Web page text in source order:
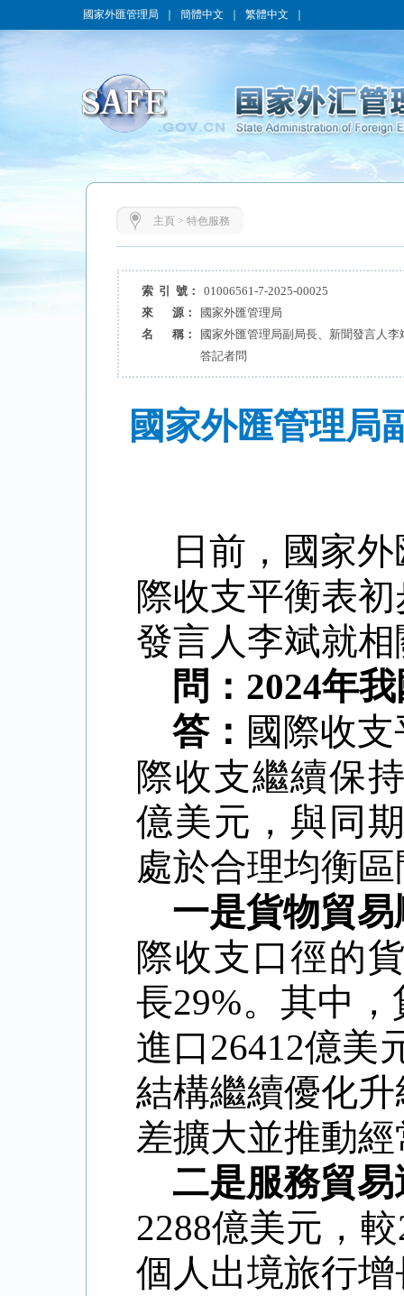
國家外匯管理局 簡體中文 繁體中文
主頁 > 特色服務
索 引 號：
01006561-7-2025-00025
來 源：
國家外匯管理局
名 稱：
國家外匯管理局副局長、新聞發言人
答記者問
國家外匯管理局
日前，國家
際收支平衡表
發言人李斌就
問： 2024年
答： 國際收
際收支繼續保
億美元，與同
處於合理均衡
一是貨物貿
際收支口徑的
長29%。其中
進口26412億美
結構繼續優化
差擴大並推動
二是服務貿易
2288億美元， 較
個人出境旅行